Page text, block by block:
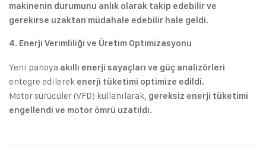
makinenin durumunu anlık olarak takip edebilir ve
gerekirse uzaktan müdahale edebilir hale geldi.
4. Enerji Verimliliği ve Üretim Optimizasyonu
Yeni panoya akıllı enerji sayaçları ve güç analizörleri
entegre edilerek enerji tüketimi optimize edildi.
Motor sürücüler (VFD) kullanılarak, gereksiz enerji tüketimi
engellendi ve motor ömrü uzatıldı.